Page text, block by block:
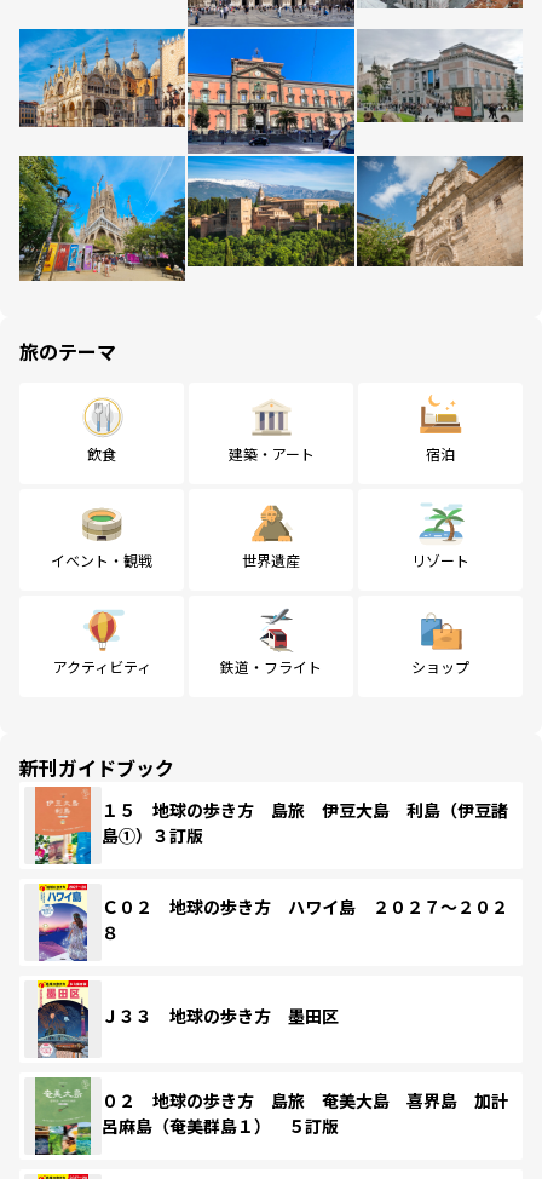
旅のテーマ
飲食 建築・アート 宿泊
イベント・観戦 世界遺産 リゾート
アクティビティ 鉄道・フライト ショップ
新刊ガイドブック
１５ 地球の歩き方 島旅 伊豆大島 利島（伊豆諸
島①）３訂版
Ｃ０２ 地球の歩き方 ハワイ島 ２０２７～２０２
８
Ｊ３３ 地球の歩き方 墨田区
０２ 地球の歩き方 島旅 奄美大島 喜界島 加計
呂麻島（奄美群島１） ５訂版